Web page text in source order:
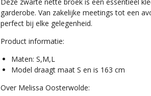
garderobe. Van zakelijke meetings tot een
perfect bij elke gelegenheid.
Product informatie:
Maten: S,M,L
Model draagt maat S en is 163 cm
Over Melissa Oosterwolde: